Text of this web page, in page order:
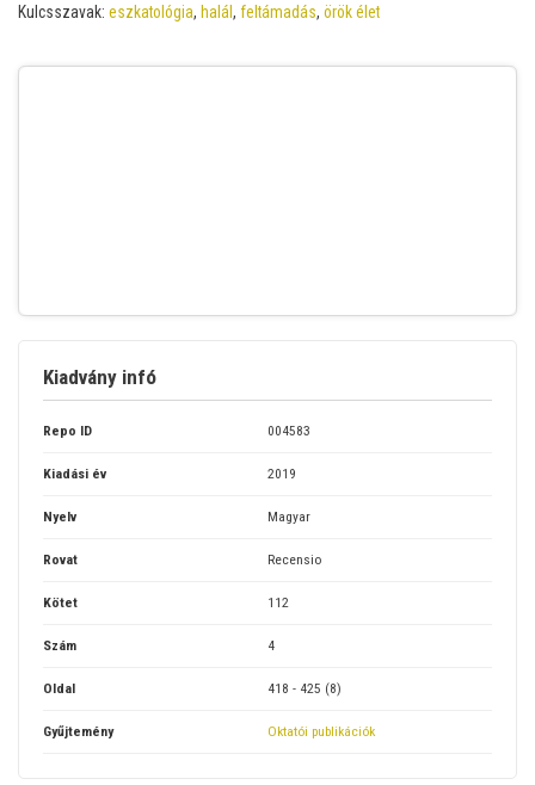
Kulcsszavak: eszkatológia, halál , feltámadás, örök élet
Kiadvány infó
Repo ID 004583
Kiadási év 2019
Nyelv Magyar
Rovat Recensio
Kötet 112
Szám 4
Oldal 418 - 425 (8)
Gyűjtemény Oktatói publikációk